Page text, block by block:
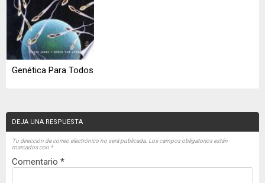
Genética Para Todos
DEJA UNA RESPUESTA
Tu dirección de correo electrónico no será publicada. Los campos obligatorios están
marcados con *
Comentario *